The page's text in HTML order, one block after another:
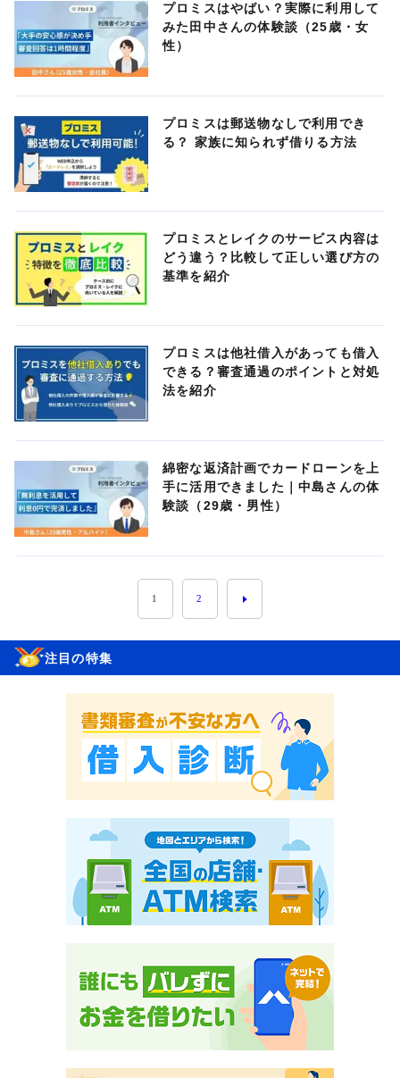
プロミスはやばい？実際に利用して
みた田中さんの体験談（25歳・女
性）
プロミスは郵送物なしで利用でき
る？ 家族に知られず借りる方法
プロミスとレイクのサービス内容は
どう違う？比較して正しい選び方の
基準を紹介
プロミスは他社借入があっても借入
できる？審査通過のポイントと対処
法を紹介
綿密な返済計画でカードローンを上
手に活用できました｜中島さんの体
験談（29歳・男性）
1 2
注目の特集